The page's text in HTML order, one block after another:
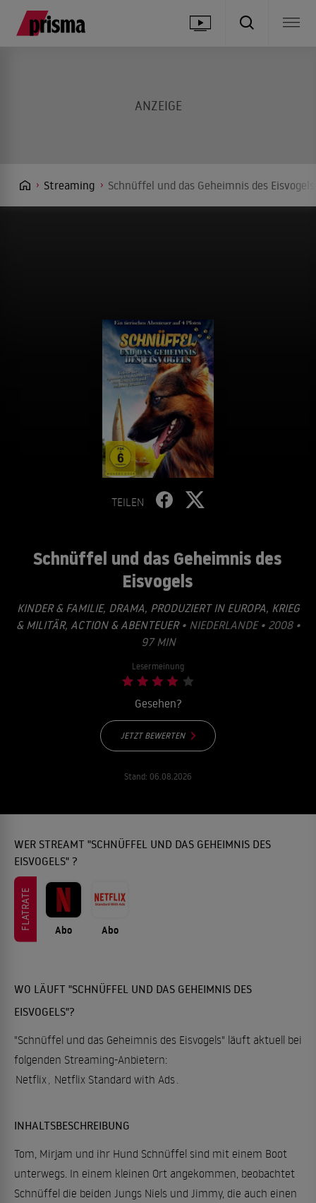
Streaming Schnüffel und das Geheimnis des
TEILEN
Schnüffel und das Geheimnis des
Eisvogels
KINDER & FAMILIE, DRAMA, PRODUZIERT IN EUROPA, KRIEG
& MILITÄR, ACTION & ABENTEUER• NIEDERLANDE • 2008 •
97 MIN
Lesermeinung
Gesehen?
JETZT BEWERTEN
Stand: 06.08.2026
WER STREAMT "SCHNÜFFEL UND DAS GEHEIMNIS DES
EISVOGELS" ?
FLATRATE Abo Abo
WO LÄUFT "SCHNÜFFEL UND DAS GEHEIMNIS DES
EISVOGELS"?
"Schnüffel und das Geheimnis des Eisvogels" läuft aktuell bei
folgenden Streaming-Anbietern:
Netflix Netflix Standard with Ads
INHALTSBESCHREIBUNG
Tom, Mirjam und ihr Hund Schnüffel sind mit einem Boot
unterwegs. In einem kleinen Ort angekommen, beobachtet
Schnüffel die beiden Jungs Niels und Jimmy, die auch einen